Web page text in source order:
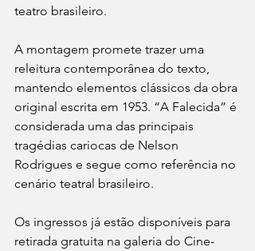
teatro brasileiro.
A montagem promete trazer uma
releitura contemporânea do texto,
mantendo elementos clássicos da obra
original escrita em 1953. “A Falecida” é
considerada uma das principais
tragédias cariocas de Nelson
Rodrigues e segue como referência no
cenário teatral brasileiro.
Os ingressos já estão disponíveis para
retirada gratuita na galeria do Cine-